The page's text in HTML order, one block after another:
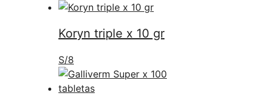
Koryn triple x 10 gr
S/8